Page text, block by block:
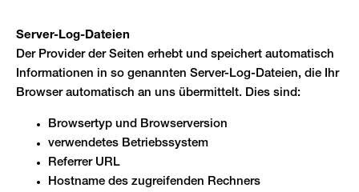
Server-Log-Dateien
Der Provider der Seiten erhebt und speichert automatisch
Informationen in so genannten Server-Log-Dateien, die Ihr
Browser automatisch an uns übermittelt. Dies sind:
Browsertyp und Browserversion
verwendetes Betriebssystem
Referrer URL
Hostname des zugreifenden Rechners